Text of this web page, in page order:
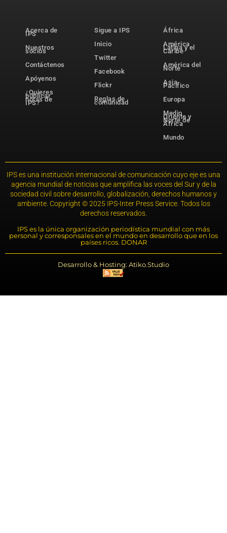
Acerca de
IPS
Nuestros
socios
Contáctenos
Apóyenos
¿Quieres
publicar
notas de
IPS?
Sigue a IPS
Inicio
Twitter
Facebook
Flickr
Reglas de
comunidad
África
América
Latina y el
Caribe
América del
Norte
Asia-
Pacífico
Europa
Medio
Oriente y
Norte de
África
Mundo
IPS es una institución internacional de comunicación cuyo eje es una
agencia mundial de noticias que amplifica las voces del Sur y de la
sociedad civil sobre desarrollo, globalización, derechos humanos y
ambiente. Copyright © 2025 IPS-Inter Press Service. Todos los
derechos reservados.
IPS es la única organización periodística mundial con más
personal y corresponsales en el mundo en desarrollo que en los
países ricos. DONAR
Desarrollo & Hosting: Atiko.Studio